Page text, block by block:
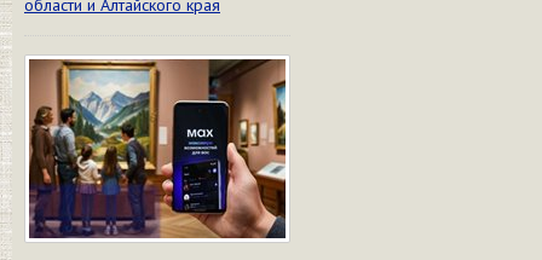
области и Алтайского края